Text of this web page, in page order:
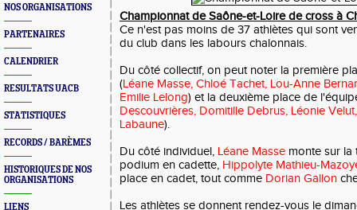
NOS ORGANISATIONS
PARTENAIRES
CALENDRIER
RESULTATS UACB
STATISTIQUES
RECORDS / BARÈMES
HISTORIQUES DE NOS
ORGANISATIONS
LIENS
Championnat de Saône-et-Loire de cross à
Ce n'est pas moins de 37 athlètes qui sont
du club dans les labours chalonnais.
Du côté collectif, on peut noter la première
(Léane Masse, Chloé Tachet, Lou-Anne
Emilie Lelong) et la deuxième place de
Descouvrières, Domitille Debrus, Léonie
Labaune).
Du côté individuel, Léane Masse monte sur la
podium en cadette, Hippolyte Mathieu-
place en cadet, tout comme Dorian Gallon
Les athlètes se donnent rendez-vous le